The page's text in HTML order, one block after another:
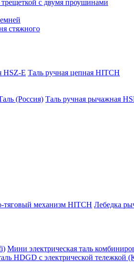
трещеткой с двумя проушинами
стяжного
HSZ-E Таль ручная цепная HITCH
(Россия) Таль ручная рычажная
механизм HITCH Лебедка
Мини электрическая таль
HDGD с электрической тележкой